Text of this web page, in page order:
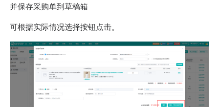
并保存采购单到草稿箱
可根据实际情况选择按钮点击。